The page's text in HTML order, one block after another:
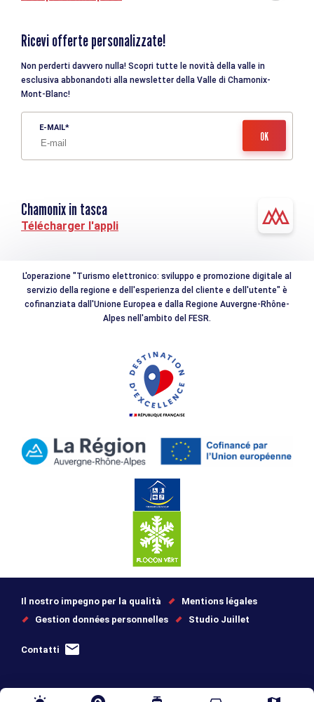
Ricevi offerte personalizzate!
Non perderti davvero nulla! Scopri tutte le novità della valle in
esclusiva abbonandoti alla newsletter della Valle di Chamonix-
Mont-Blanc!
E-MAIL
Chamonix in tasca
Télécharger l'appli
L'operazione "Turismo elettronico: sviluppo e promozione digitale al
servizio della regione e dell'esperienza del cliente e dell'utente" è
cofinanziata dall'Unione Europea e dalla Regione Auvergne-Rhône-
Alpes nell'ambito del FESR.
Il nostro impegno per la qualità
Mentions légales
Gestion données personnelles
Studio Juillet
Contatti